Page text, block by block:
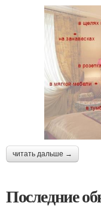
читать дальше →
Последние